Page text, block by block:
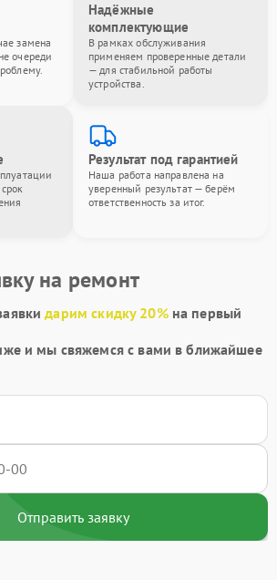
замена
очереди
Надёжные
комплектующие
В рамках обслуживания
применяем проверенные детали
— для стабильной работы
устройства.
Результат под гарантией
Наша работа направлена на
уверенный результат — берём
ответственность за итог.
на ремонт
дарим скидку 20%на первый
и мы свяжемся с вами в ближайшее
Отправить заявку